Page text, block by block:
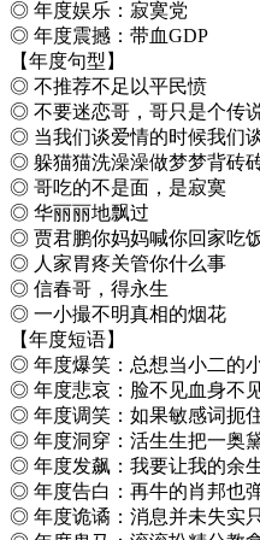
◎ 年度娱乐：寂寞党
◎ 年度震撼：带血GDP
【年度句型】
◎ 不推荐不足以平民愤
◎ 不要迷恋哥，哥只是个传
◎ 当我们谈爱情的时候我们
◎ 躲猫猫洗澡澡做梦梦背砖
◎ 哥吃的不是面，是寂寞
◎ 华丽丽地飘过
◎ 贾君鹏你妈妈喊你回家吃
◎ 人家胃疼关管你什么事
◎ 信春哥，得永生
◎ 一小撮不明真相的烟花
【年度短语】
◎ 年度爆笑：总想当小二的
◎ 年度悲哀：脸不见血身不
◎ 年度调笑：如果敏感词扼
◎ 年度洞穿：活生生把一奥
◎ 年度发飙：我要让我的余
◎ 年度告白：再牛的肖邦也
◎ 年度诡谲：消息并未失实